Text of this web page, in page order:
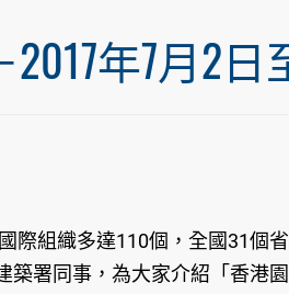
年7月2日
際組織多達110個，全國31個
築署同事，為大家介紹「香港